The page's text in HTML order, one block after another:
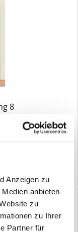
Anzeigen zu
anbieten
zu
zu Ihrer
Partner für
8